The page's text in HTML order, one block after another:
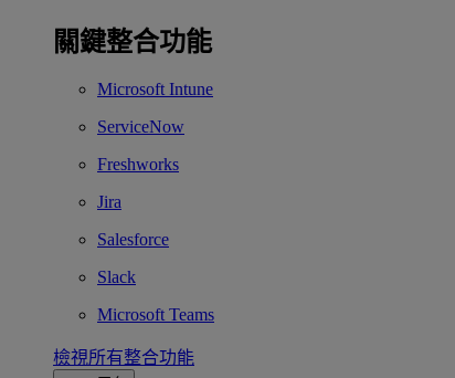
關鍵整合功能
Microsoft Intune
ServiceNow
Freshworks
Jira
Salesforce
Slack
Microsoft Teams
檢視所有整合功能